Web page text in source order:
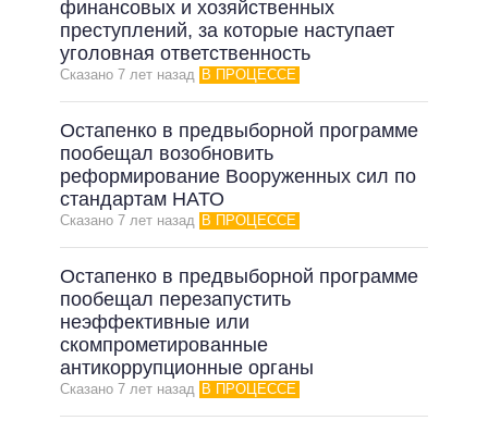
финансовых и хозяйственных
преступлений, за которые наступает
уголовная ответственность
Сказано 7 лет назад В ПРОЦЕССЕ
Остапенко в предвыборной программе
пообещал возобновить
реформирование Вооруженных сил по
стандартам НАТО
Сказано 7 лет назад В ПРОЦЕССЕ
Остапенко в предвыборной программе
пообещал перезапустить
неэффективные или
скомпрометированные
антикоррупционные органы
Сказано 7 лет назад В ПРОЦЕССЕ